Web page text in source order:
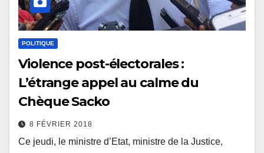
POLITIQUE
Violence post-électorales :
L’étrange appel au calme du
Chèque Sacko
8 FÉVRIER 2018
Ce jeudi, le ministre d’Etat, ministre de la Justice,